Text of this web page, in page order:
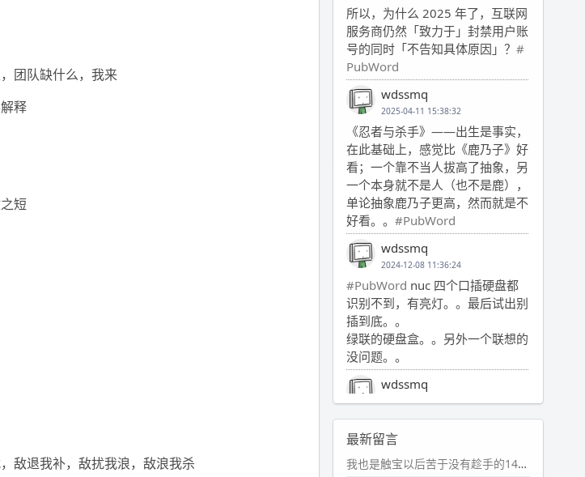
团队缺什么，我来
释
短
敌退我补，敌扰我浪，敌浪我杀
所以，为什么 2025 年了，互联网
服务商仍然「致力于」封禁用户账
号的同时「不告知具体原因」？ #
PubWord
wdssmq
2025-04-11 15:38:32
《忍者与杀手》——出生是事实，
在此基础上，感觉比《鹿乃子》好
看；一个靠不当人拔高了抽象，另
一个本身就不是人（也不是鹿），
单论抽象鹿乃子更高，然而就是不
好看。。 #PubWord
wdssmq
2024-12-08 11:36:24
#PubWord nuc 四个口插硬盘都
识别不到，有亮灯。。最后试出别
插到底。。
绿联的硬盘盒。。另外一个联想的
没问题。。
wdssmq
2024-11-19 17:31:51
#PubWord近期观影记录：超级
马里奥，死侍与金刚狼。。
wdssmq
最新留言
我也是触宝以后苦于没有趁手的14键五笔键盘久矣上面那位兄台用的百度双键点划布局我也用过很久，那个皮肤做得很粗糙，个别键位的触发区域是错位的，快速打字时很容易出错，修改它的皮肤文件校正后勉强能用，但早年出的皮肤分辨率太低，实在谈不上美观。百度小米定制版的商店里有一个"小黑板"皮肤还不错(百度官方输入法商店里没有)，但那个风格我不喜欢这两天找到了一个叫"森林集"的公众号，开发了海量的皮肤，很多都有14键版本，付费但很便宜，几块钱，终于有自己满意的输入法了搜了一下，这个工作室还是百度的官方合作伙伴，不知道为什么14键作品都不在官方商店上架，难道是百度官方在刻意放弃14键？